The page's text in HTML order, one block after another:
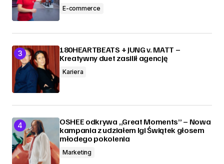
E-commerce
180HEARTBEATS + JUNG v. MATT –
Kreatywny duet zasilił agencję
Kariera
OSHEE odkrywa „Great Moments” – Nowa
kampania z udziałem Igi Świątek głosem
młodego pokolenia
Marketing